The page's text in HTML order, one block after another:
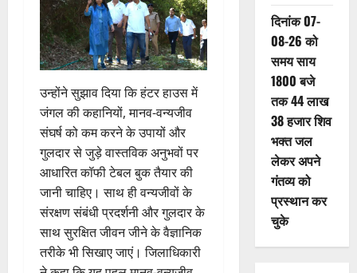
उन्होंने सुझाव दिया कि हंटर हाउस में
जंगल की कहानियों, मानव-वन्यजीव
संघर्ष को कम करने के उपायों और
गुलदार से जुड़े वास्तविक अनुभवों पर
आधारित कॉफी टेबल बुक तैयार की
जानी चाहिए। साथ ही वन्यजीवों के
संरक्षण संबंधी प्रदर्शनी और गुलदार के
साथ सुरक्षित जीवन जीने के वैज्ञानिक
तरीके भी सिखाए जाएं। जिलाधिकारी
दिनांक 07-
08-26 को
समय साय
1800 बजे
तक 44 लाख
38 हजार शिव
भक्त जल
लेकर अपने
गंतव्य को
प्रस्थान कर
चुके